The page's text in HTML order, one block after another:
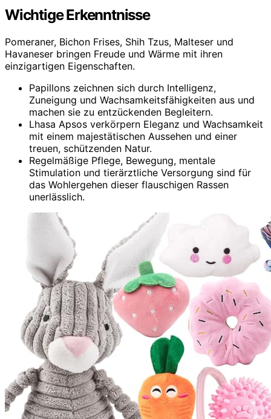
Wichtige Erkenntnisse
Pomeraner, Bichon Frises, Shih Tzus, Malteser und
Havaneser bringen Freude und Wärme mit ihren
einzigartigen Eigenschaften.
Papillons zeichnen sich durch Intelligenz,
Zuneigung und Wachsamkeitsfähigkeiten aus und
machen sie zu entzückenden Begleitern.
Lhasa Apsos verkörpern Eleganz und Wachsamkeit
mit einem majestätischen Aussehen und einer
treuen, schützenden Natur.
Regelmäßige Pflege, Bewegung, mentale
Stimulation und tierärztliche Versorgung sind für
das Wohlergehen dieser flauschigen Rassen
unerlässlich.